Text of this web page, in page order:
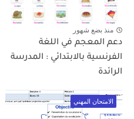
منذ بضع شهور
دعم المعجم في اللغة
الفرنسية بالابتدائي : المدرسة
الرائدة
الامتحان المهني